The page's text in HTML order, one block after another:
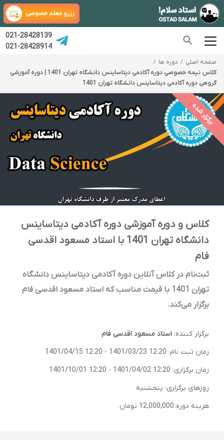
رزرو معلم خصوصی
021-28428139
021-28428914
صفحه اصلی
دوره ها
کلاس نیمه خصوصی دوره آکادمی دیتاساینس دانشگاه تهران 1401 | دوره آموزشی
گروهی دوره آکادمی دیتاساینس دانشگاه تهران 1401
برگزار شده
کلاس و دوره آموزشی دوره آکادمی دیتاساینس
دانشگاه تهران 1401 با استاد مسعود اقدسی
فام
ثبت‌نام در کلاس آنلاین دوره آکادمی دیتاساینس دانشگاه
تهران 1401 با قیمت مناسب که استاد مسعود اقدسی فام
برگزار می‌کند.
برگزار کننده: استاد مسعود اقدسی فام
زمان ثبت نام: 1401/03/23 12:20
-
1401/04/15 12:20
زمان برگزاری: 1401/04/02 12:20
-
1401/10/01 12:20
روزهای برگزاری: پنجشنبه
هزینه دوره:12,000,000 تومان